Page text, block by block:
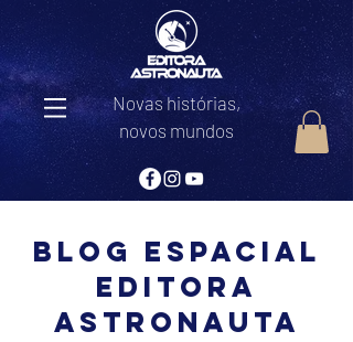
Novas histórias,
novos mundos
Blog Espacial
editora
astronauta